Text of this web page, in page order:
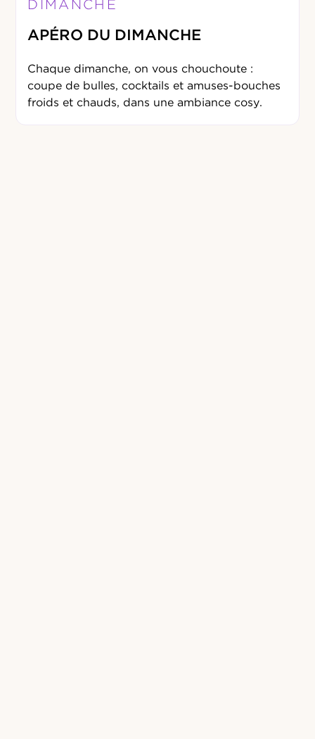
DIMANCHE
APÉRO DU DIMANCHE
Chaque dimanche, on vous chouchoute :
coupe de bulles, cocktails et amuses-bouches
froids et chauds, dans une ambiance cosy.